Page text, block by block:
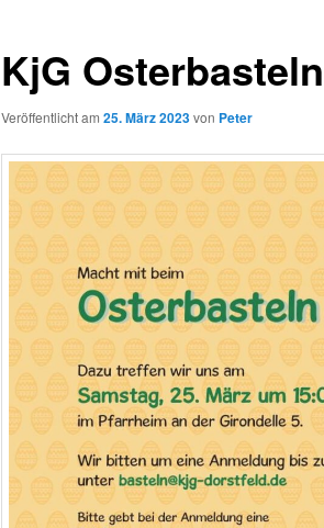
KjG Osterbasteln
Veröffentlicht am 25. März 2023von Peter